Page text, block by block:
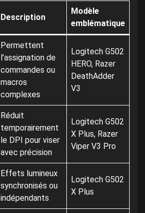
Description
Modèle
emblématique
Permettent
l’assignation de
commandes ou
macros
complexes
Logitech G502
HERO, Razer
DeathAdder
V3
Réduit
temporairement
le DPI pour viser
avec précision
Logitech G502
X Plus, Razer
Viper V3 Pro
Effets lumineux
synchronisés ou
indépendants
Logitech G502
X Plus